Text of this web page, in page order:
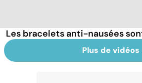
Les bracelets anti-nausées
Plus de vidéos